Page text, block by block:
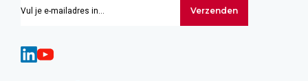
Verzenden